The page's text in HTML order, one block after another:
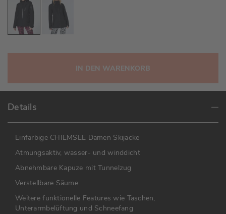
IN DEN WARENKORB
Details
Einfarbige CHIEMSEE Damen Skijacke
Atmungsaktiv, wasser- und winddicht
Abnehmbare Kapuze mit Tunnelzug
Verstellbare Säume
Weitere funktionelle Features wie Taschen,
Unterarmbelüftung und Schneefang